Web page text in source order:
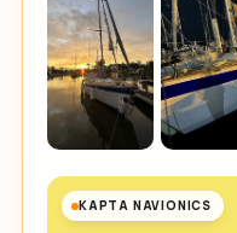
КАРТА NAVIONICS